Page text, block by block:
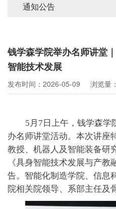
通知公告
钱学森学院举办名师讲堂
智能技术发展
发布时间：2026-05-09 浏览量
5月7日上午，钱学森学
办名师讲堂活动。本次讲座
教授、机器人及智能装备研
《具身智能技术发展与产
告。智能化制造学院、信息
院相关院领导、系部主任及